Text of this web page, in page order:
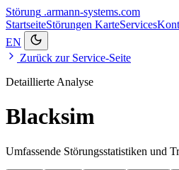
Störung .armann-systems.com
StartseiteStörungen KarteServices
EN
Zurück zur Service-Seite
Detaillierte Analyse
Blacksim
Umfassende Störungsstatistiken und